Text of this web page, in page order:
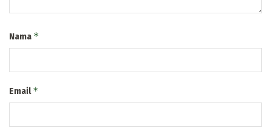
Nama *
Email*